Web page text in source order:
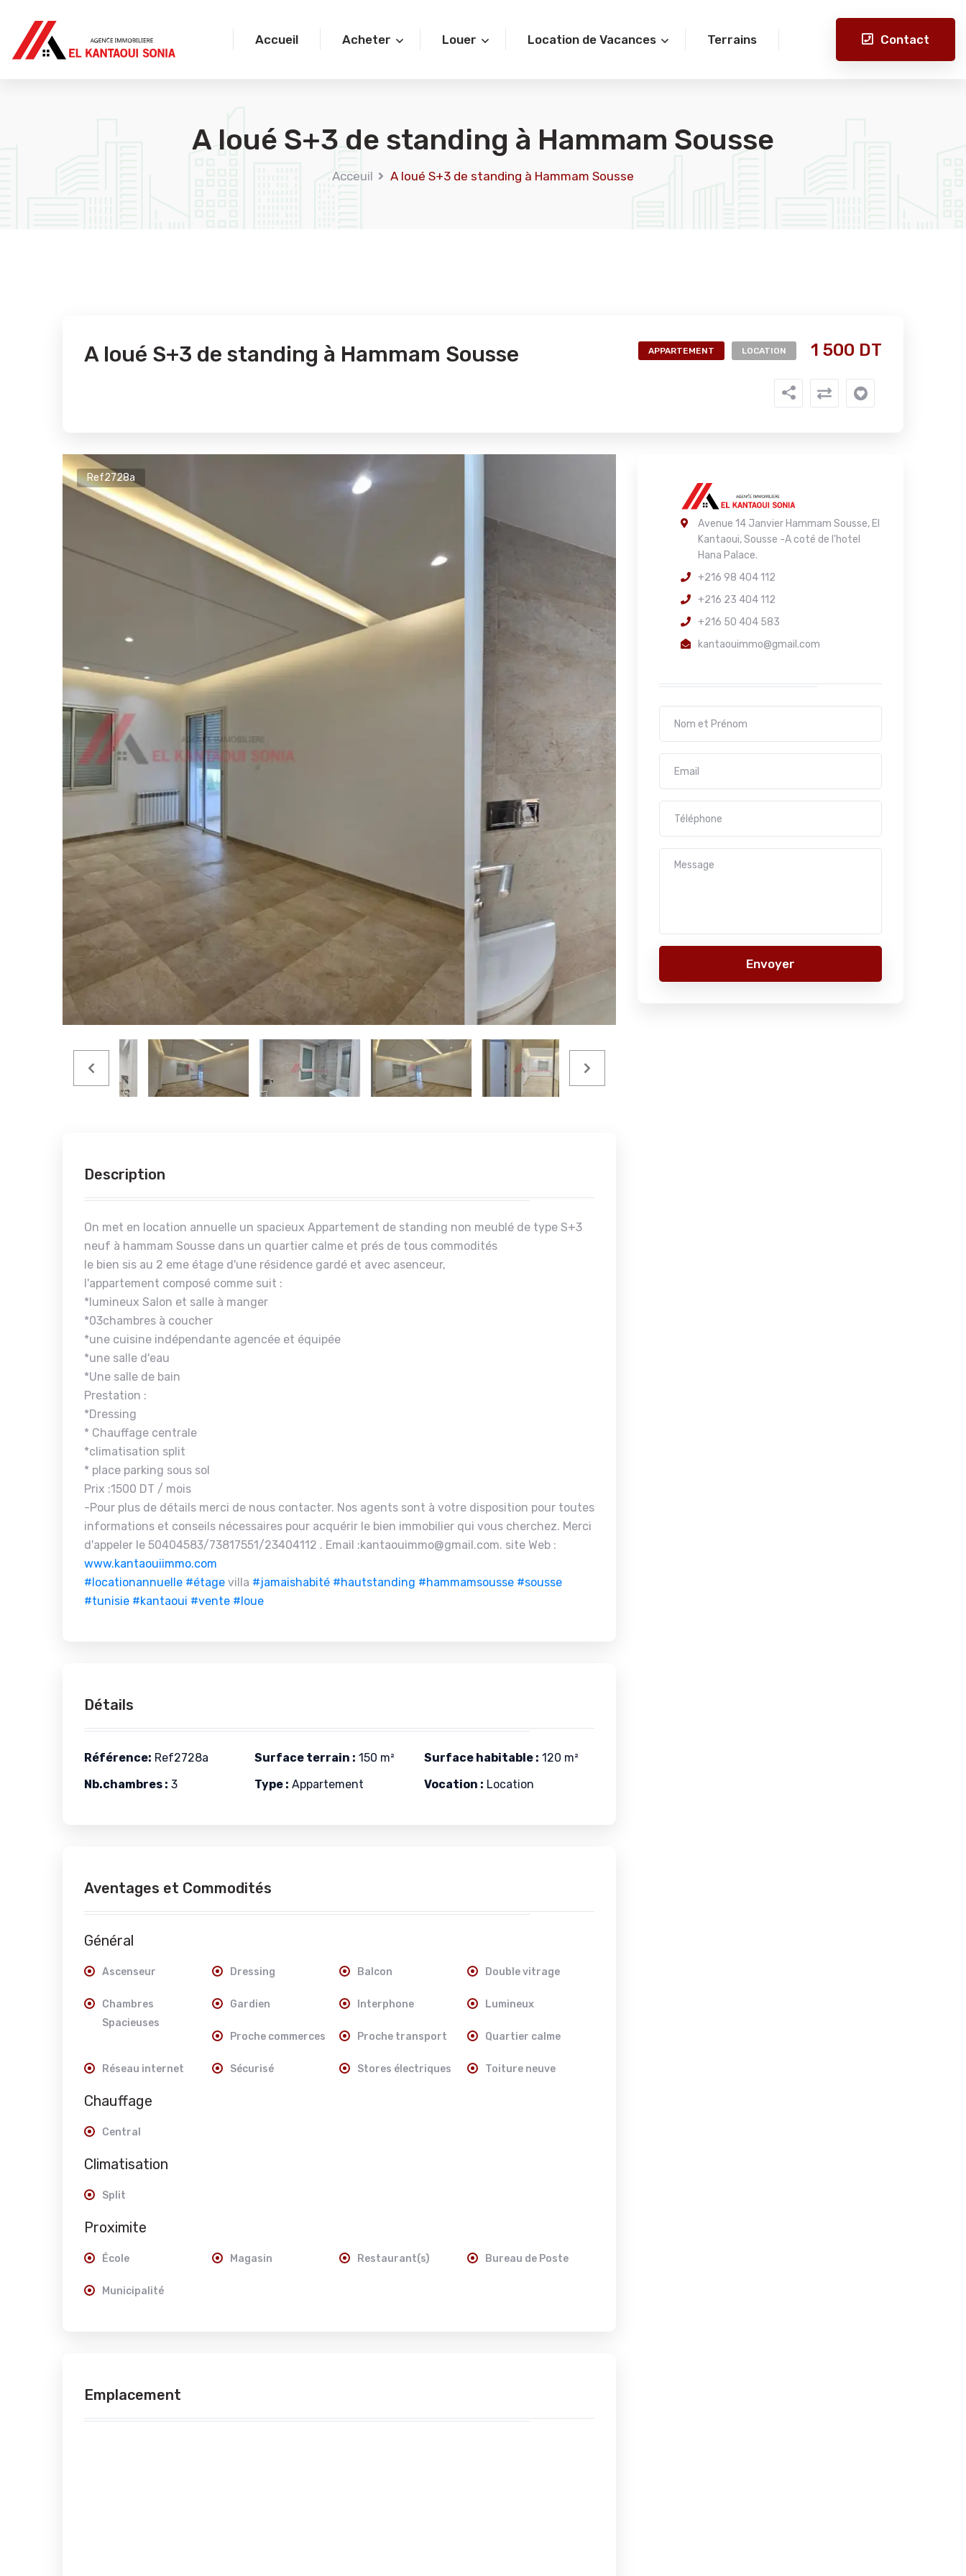
Accueil Acheter Louer Location de Vacances Terrains Contact
A loué S+3 de standing à Hammam Sousse
Acceuil A loué S+3 de standing à Hammam Sousse
A loué S+3 de standing à Hammam Sousse APPARTEMENT LOCATION 1 500 DT
Ref2728a
Description
On met en location annuelle un spacieux Appartement de standing non meublé de type S+3
neuf à hammam Sousse dans un quartier calme et prés de tous commodités
le bien sis au 2 eme étage d'une résidence gardé et avec asenceur,
l'appartement composé comme suit :
*lumineux Salon et salle à manger
*03chambres à coucher
*une cuisine indépendante agencée et équipée
*une salle d'eau
*Une salle de bain
Prestation :
*Dressing
* Chauffage centrale
*climatisation split
* place parking sous sol
Prix :1500 DT / mois
-Pour plus de détails merci de nous contacter. Nos agents sont à votre disposition pour toutes
informations et conseils nécessaires pour acquérir le bien immobilier qui vous cherchez. Merci
d'appeler le 50404583/73817551/23404112 . Email :kantaouimmo@gmail.com. site Web :
www.kantaouiimmo.com
#locationannuelle #étage villa #jamaishabité #hautstanding #hammamsousse #sousse
#tunisie #kantaoui #vente #loue
Détails
Référence: Ref2728a Surface terrain : 150 m² Surface habitable : 120 m²
Nb.chambres : 3 Type : Appartement Vocation : Location
Aventages et Commodités
Général
Ascenseur Dressing Balcon Double vitrage
Chambres
Spacieuses
Gardien Interphone Lumineux
Proche commerces Proche transport Quartier calme
Réseau internet Sécurisé Stores électriques Toiture neuve
Chauffage
Central
Climatisation
Split
Proximite
École Magasin Restaurant(s) Bureau de Poste
Municipalité
Emplacement
Avenue 14 Janvier Hammam Sousse, El
Kantaoui, Sousse -A coté de l'hotel
Hana Palace.
+216 98 404 112
+216 23 404 112
+216 50 404 583
kantaouimmo@gmail.com
Envoyer